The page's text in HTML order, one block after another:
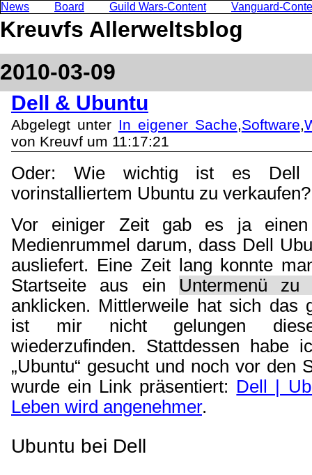
News Board Guild Wars-Content Vanguard-
Kreuvfs Allerweltsblog
2010-03-09
Dell & Ubuntu
Abgelegt unter In eigener Sache,Software,
von Kreuvf um 11:17:21
Oder: Wie wichtig ist es Dell
vorinstalliertem Ubuntu zu verkaufen?
Vor einiger Zeit gab es ja einen
Medienrummel darum, dass Dell
ausliefert. Eine Zeit lang konnte
Startseite aus ein Untermenü zu
anklicken. Mittlerweile hat sich das
ist mir nicht gelungen
wiederzufinden. Stattdessen habe
„Ubuntu“ gesucht und noch vor den
wurde ein Link präsentiert: Dell |
Leben wird angenehmer.
Ubuntu bei Dell